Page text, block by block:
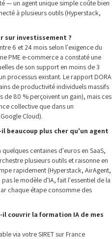
— un agent unique simple coûte bien
à plusieurs outils (Hyperstack,
sur investissement ?
6 et 24 mois selon l'exigence du
PME e-commerce a constaté une
de son support en moins de 3
processus existant. Le rapport DORA
de productivité individuels massifs
80 % perçoivent un gain), mais ces
collective que dans un
Cloud).
beaucoup plus cher qu'un agent
centaines d'euros en SaaS,
plusieurs outils et raisonne en
rapidement (Hyperstack, AirAgent,
le modèle d'IA, fait l'essentiel de la
chaque étape consomme des
il couvrir la formation IA de mes
via votre SIRET sur France